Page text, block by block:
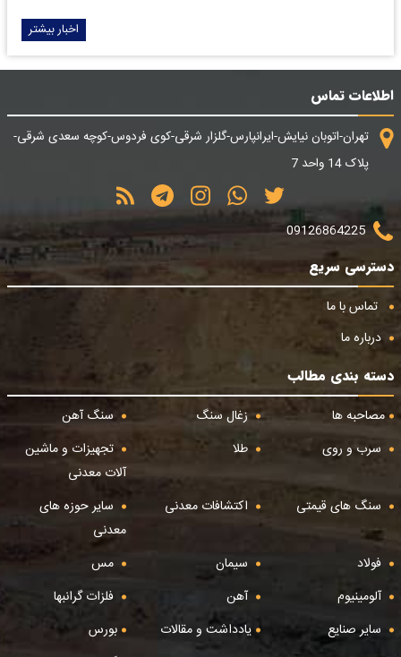
اخبار بیشتر
اطلاعات تماس
تهران-اتوبان نیایش-ایرانپارس-گلزار شرقی-کوی فردوس-کوچه سعدی شرقی-
پلاک 14 واحد 7
09126864225
دسترسی سریع
تماس با ما
درباره ما
دسته بندی مطالب
مصاحبه ها
زغال سنگ
سنگ آهن
سرب و روی
طلا
تجهیزات و ماشین
آلات معدنی
سنگ های قیمتی
اکتشافات معدنی
سایر حوزه های
معدنی
فولاد
سیمان
مس
آلومینیوم
آهن
فلزات گرانبها
سایر صنایع
یادداشت و مقالات
بورس